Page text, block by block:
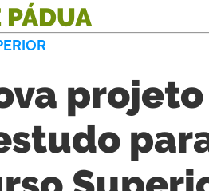
projeto